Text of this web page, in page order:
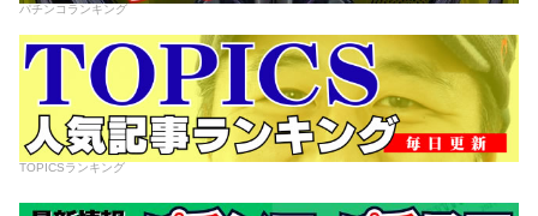
パチンコランキング
TOPICSランキング